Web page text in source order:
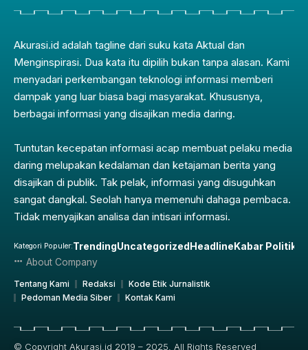
Akurasi.id adalah tagline dari suku kata Aktual dan
Menginspirasi. Dua kata itu dipilih bukan tanpa alasan. Kami
menyadari perkembangan teknologi informasi memberi
dampak yang luar biasa bagi masyarakat. Khususnya,
berbagai informasi yang disajikan media daring.
Tuntutan kecepatan informasi acap membuat pelaku media
daring melupakan kedalaman dan ketajaman berita yang
disajikan di publik. Tak pelak, informasi yang disuguhkan
sangat dangkal. Seolah hanya memenuhi dahaga pembaca.
Tidak menyajikan analisa dan intisari informasi.
Kategori Populer:TrendingUncategorizedHeadlineKabar Politik
About Company
Tentang Kami Redaksi
Kode Etik Jurnalistik
Pedoman Media Siber
Kontak Kami
© Copyright Akurasi.id 2019 – 2025, All Rights Reserved